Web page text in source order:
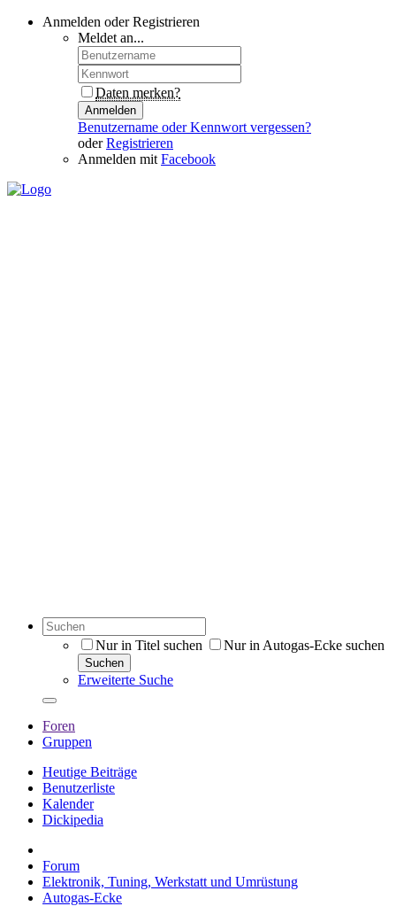
Anmelden oder Registrieren
Meldet an...
Daten merken?
Anmelden
Benutzername oder Kennwort vergessen?
oderRegistrieren
Anmelden mit Facebook
Nur in Titel suchen Nur in Autogas-Ecke suchen
Suchen
Erweiterte Suche
Foren
Gruppen
Heutige Beiträge
Benutzerliste
Kalender
Dickipedia
Forum
Elektronik, Tuning, Werkstatt und Umrüstung
Autogas-Ecke